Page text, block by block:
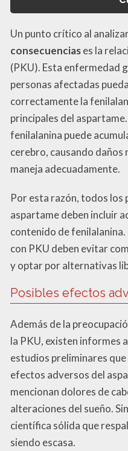
Un punto crítico al
consecuenciases la
(PKU). Esta enfermedad
personas afectadas
correctamente la
principales del
fenilalanina puede
cerebro, causando daños
maneja adecuadamente.
Por esta razón, todos los
aspartame deben incluir
contenido de
con PKU deben evitar
y optar por alternativas
Posibles efectos
Además de la
la PKU, existen informes
estudios preliminares
efectos adversos del
mencionan dolores de
alteraciones del sueño.
científica sólida que
siendo escasa.